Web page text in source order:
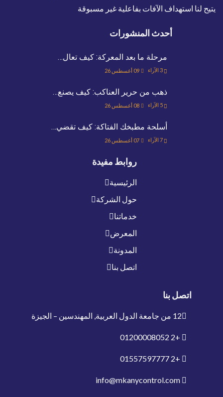
يتيح لنا استهداف الآفات بفاعلية غير مسبوقة
أحدث المنشورات
مرحلة ما بعد المعركة: كيف تعال…
09 أغسطس 26 3 الآراء
ذهب من حرير العناكب: كيف يصنع…
08 أغسطس 26 5 الآراء
أسلحة مطبخك الفتاكة: كيف تقضي…
07 أغسطس 26 7 الآراء
روابط مفيدة
الرئيسية
حول الشركة
خدماتنا
المعرض
المدونة
اتصل بنا
اتصل بنا
12 من جامعة الدول العربية, المهندسين – الجيزة
+2
01200008052
+2
01557597777